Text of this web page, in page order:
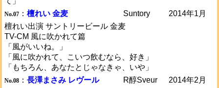
No.07 ： 檀れい 金麦 Suntory
2014年1月
檀れい出演 サントリービール 金麦
TV-CM 風に吹かれて篇
「風がいいね。」
「風に吹かれて、こいつ飲むなら、好き」
「もちろん、あなたとじゃなきゃ、いや」
No.08 ： 長澤まさみ レヴール R醇Sveur
2014年2月